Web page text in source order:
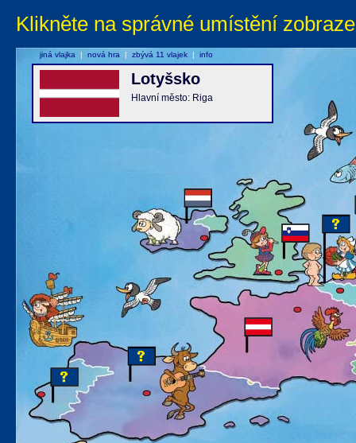
Klikněte na správné umístění
Lotyšsko
Hlavní město: Riga
jiná vlajka | nová hra | zbývá 11 vlajek | info